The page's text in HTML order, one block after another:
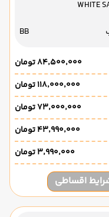
WHITE
BB
۸۴٬۵۰۰٬۰۰۰ تومان
۱۱۸٬۰۰۰٬۰۰۰ تومان
۷۳٬۰۰۰٬۰۰۰ تومان
۴۳٬۹۹۰٬۰۰۰ تومان
۳٬۹۹۰٬۰۰۰ تومان
اقساطی